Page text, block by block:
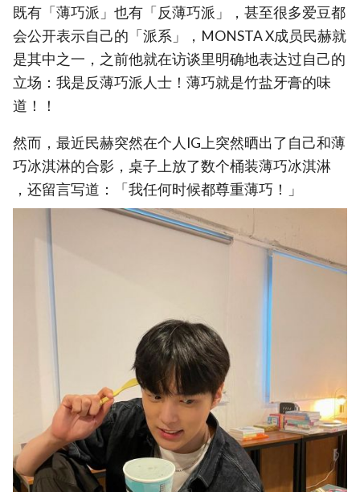
既有「薄巧派」也有「反薄巧派」，甚至很多爱豆都
会公开表示自己的「派系」，MONSTA X成员民赫就
是其中之一，之前他就在访谈里明确地表达过自己的
立场：我是反薄巧派人士！薄巧就是竹盐牙膏的味
道！！
然而，最近民赫突然在个人IG上突然晒出了自己和薄
巧冰淇淋的合影，桌子上放了数个桶装薄巧冰淇淋
，还留言写道：「我任何时候都尊重薄巧！」